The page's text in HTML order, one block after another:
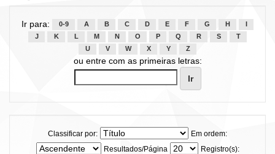
Ir para: 0-9 A B C D E F G H
J
K L M N O P Q R S
T
U
V W X Y Z
ou entre com as primeiras letras:
Classificar por:
Em ordem:
Resultados/Página
Registro(s):